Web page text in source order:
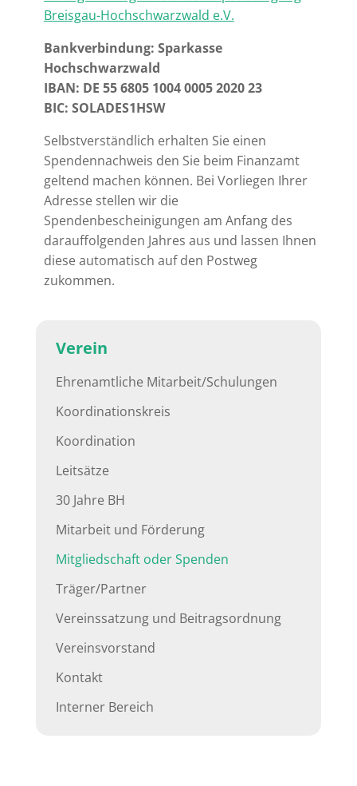
Breisgau-Hochschwarzwald e.V.
Bankverbindung: Sparkasse
Hochschwarzwald
IBAN: DE 55 6805 1004 0005 2020 23
BIC: SOLADES1HSW
Selbstverständlich erhalten Sie einen
Spendennachweis den Sie beim Finanzamt
geltend machen können. Bei Vorliegen Ihrer
Adresse stellen wir die
Spendenbescheinigungen am Anfang des
darauffolgenden Jahres aus und lassen Ihnen
diese automatisch auf den Postweg
zukommen.
Verein
Ehrenamtliche Mitarbeit/Schulungen
Koordinationskreis
Koordination
Leitsätze
30 Jahre BH
Mitarbeit und Förderung
Mitgliedschaft oder Spenden
Träger/Partner
Vereinssatzung und Beitragsordnung
Vereinsvorstand
Kontakt
Interner Bereich